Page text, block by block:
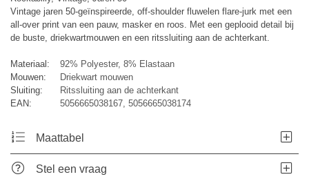
Vintage jaren 50-geïnspireerde, off-shoulder fluwelen flare-jurk met een
all-over print van een pauw, masker en roos. Met een geplooid detail bij
de buste, driekwartmouwen en een ritssluiting aan de achterkant.
Materiaal:
92% Polyester, 8% Elastaan
Mouwen:
Driekwart mouwen
Sluiting:
Ritssluiting aan de achterkant
EAN:
5056665038167, 5056665038174
Maattabel
Stel een vraag